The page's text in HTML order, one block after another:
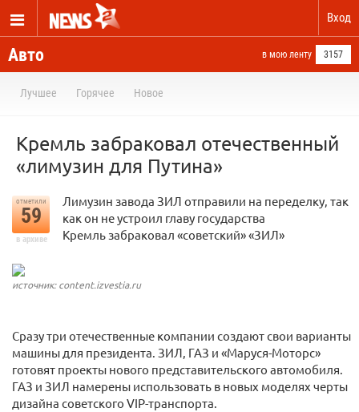
Вход
Авто в мою ленту 3157
Лучшее Горячее Новое
Кремль забраковал отечественный
«лимузин для Путина»
отметили
59
в архиве
Лимузин завода ЗИЛ отправили на переделку, так
как он не устроил главу государства
Кремль забраковал «советский» «ЗИЛ»
источник: content.izvestia.ru
Сразу три отечественные компании создают свои варианты
машины для президента. ЗИЛ, ГАЗ и «Маруся-Моторс»
готовят проекты нового представительского автомобиля.
ГАЗ и ЗИЛ намерены использовать в новых моделях черты
дизайна советского VIP-транспорта.